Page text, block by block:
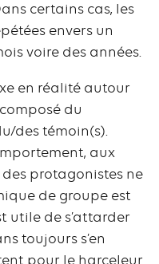
certains cas, les
envers un
voire des années.
en réalité autour
du
des témoin(s).
aux
des protagonistes ne
de groupe est
utile de s’attarder
toujours s’en
pour le harceleur